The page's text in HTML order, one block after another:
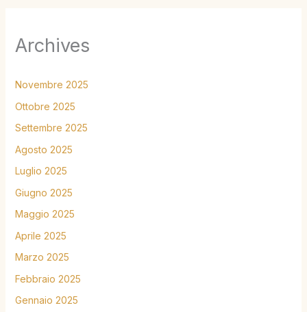
Archives
Novembre 2025
Ottobre 2025
Settembre 2025
Agosto 2025
Luglio 2025
Giugno 2025
Maggio 2025
Aprile 2025
Marzo 2025
Febbraio 2025
Gennaio 2025